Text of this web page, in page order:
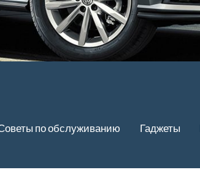
по обслуживанию Гаджеты